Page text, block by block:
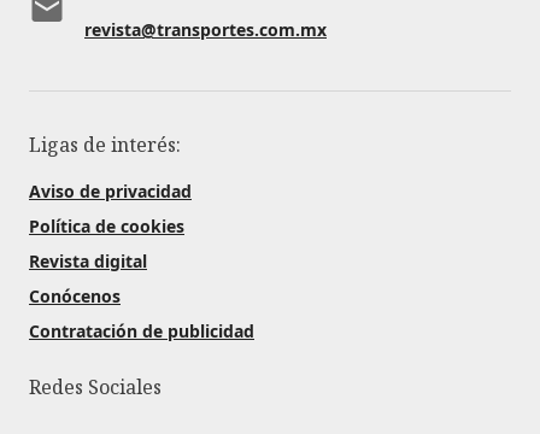
revista@transportes.com.mx
Ligas de interés:
Aviso de privacidad
Política de cookies
Revista digital
Conócenos
Contratación de publicidad
Redes Sociales